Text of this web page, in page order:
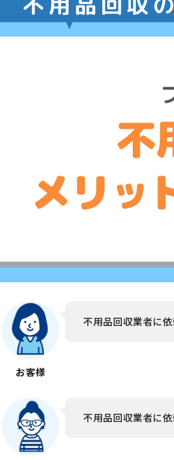
お客様
不用品回収業者に
不用品回収業者に